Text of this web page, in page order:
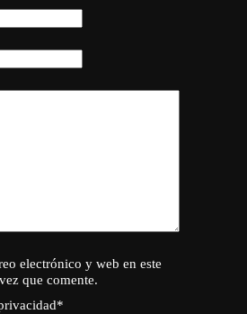
electrónico y web en este
que comente.
*